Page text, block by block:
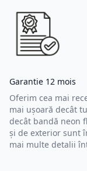
Garantie 12 mois
Oferim cea mai
mai ușoară decât
decât bandă neon
și de exterior sunt
mai multe detalii